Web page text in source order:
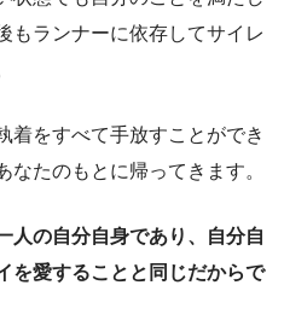
もランナーに依存してサイレ
着をすべて手放すことができ
たのもとに帰ってきます。
人の自分自身であり、自分自
を愛することと同じだからで